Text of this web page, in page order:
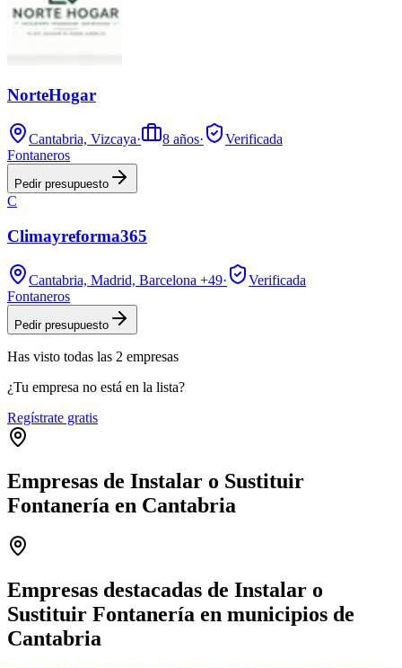
NorteHogar
Cantabria, Vizcaya· 8 años·
Verificada
Fontaneros
Pedir presupuesto
C
Climayreforma365
Cantabria, Madrid, Barcelona +49·
Verificada
Fontaneros
Pedir presupuesto
Has visto todas las 2 empresas
¿Tu empresa no está en la lista?
Regístrate gratis
Empresas de Instalar o Sustituir
Fontanería en Cantabria
−
Empresas destacadas de Instalar o
Sustituir Fontanería en municipios de
Cantabria